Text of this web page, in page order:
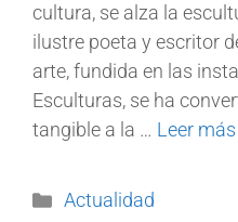
cultura, se alza la
ilustre poeta y escritor
arte, fundida en las
Esculturas, se ha
tangible a la … Leer más
Actualidad